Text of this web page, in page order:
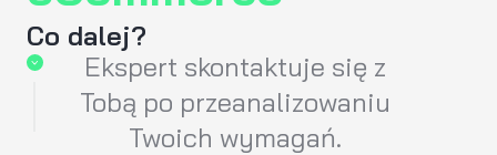
Co dalej?
Ekspert skontaktuje się z
Tobą po przeanalizowaniu
Twoich wymagań.